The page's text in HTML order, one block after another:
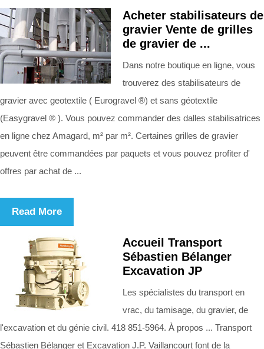
Acheter stabilisateurs de
gravier Vente de grilles
de gravier de ...
Dans notre boutique en ligne, vous
trouverez des stabilisateurs de
gravier avec geotextile ( Eurogravel ®) et sans géotextile
(Easygravel ® ). Vous pouvez commander des dalles stabilisatrices
en ligne chez Amagard, m² par m². Certaines grilles de gravier
peuvent être commandées par paquets et vous pouvez profiter d'
offres par achat de ...
Read More
Accueil Transport
Sébastien Bélanger
Excavation JP
Les spécialistes du transport en
vrac, du tamisage, du gravier, de
l'excavation et du génie civil. 418 851-5964. À propos ... Transport
Sébastien Bélanger et Excavation J.P. Vaillancourt font de la